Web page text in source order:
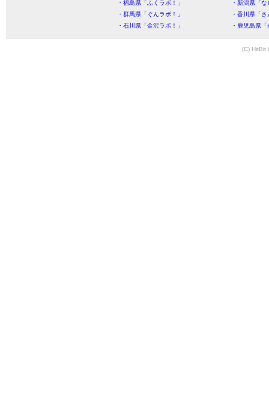
・福島県「ふくラボ！」
・新潟県「
・群馬県「ぐんラボ！」
・香川県「
・石川県「金沢ラボ！」
・鹿児島県
(C) HitBit